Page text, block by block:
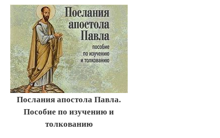
Послания апостола Павла.
Пособие по изучению и
толкованию